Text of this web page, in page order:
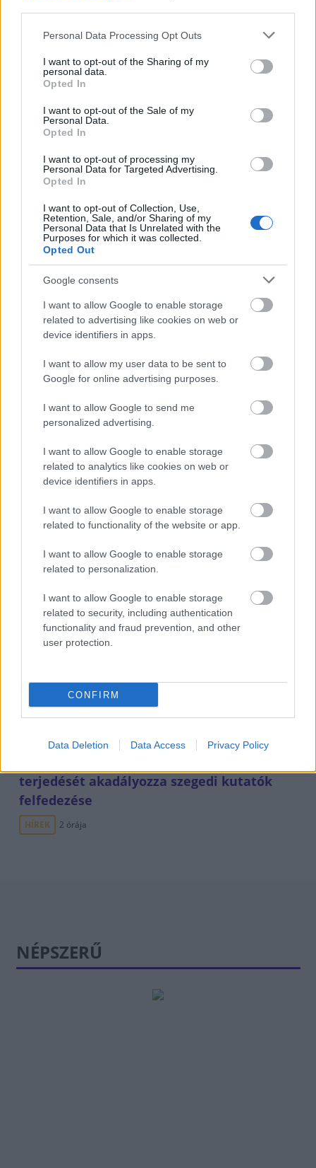
Please note that this website/app uses one or more Google
not limited to your visit or usage behaviour. You may click to
grant or deny consent to Google and its third-party tags to
use your data for below specified purposes in below Google
consent section.
Personal Data Processing Opt Outs
I want to opt-out of the Sharing of my
personal data.
Opted In
I want to opt-out of the Sale of my
Personal Data.
Opted In
I want to opt-out of processing my
Personal Data for Targeted Advertising.
Opted In
I want to opt-out of Collection, Use,
Retention, Sale, and/or Sharing of my
Personal Data that Is Unrelated with the
Purposes for which it was collected.
Opted Out
Google consents
I want to allow Google to enable storage
related to advertising like cookies on web or
device identifiers in apps.
I want to allow my user data to be sent to
Google for online advertising purposes.
I want to allow Google to send me
personalized advertising.
I want to allow Google to enable storage
related to analytics like cookies on web or
device identifiers in apps.
I want to allow Google to enable storage
related to functionality of the website or app.
I want to allow Google to enable storage
related to personalization.
I want to allow Google to enable storage
related to security, including authentication
functionality and fraud prevention, and other
user protection.
CONFIRM
Data Deletion Data Access Privacy Policy
HÍREK 2026. júl. 19.
Elképesztő, kiknek termelnek most
hasznot Jeffrey Epstein magánszigetei
HÍREK 13 perce
Államfőjelöltekről tárgyal ma a Tisza-frakció
HÍREK 27 perce
2,27 milliárd forintot fizetett vissza az
államnak a Mészáros Lőrinchez köthető
magántőkealap
3.5-ös földrengés volt ma reggel Tirolban
HÍREK egy órája
terjedését akadályozza szegedi kutatók
felfedezése
HÍREK 2 órája
NÉPSZERŰ